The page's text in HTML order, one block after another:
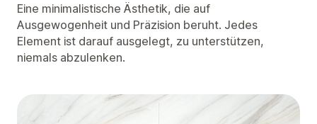
Eine minimalistische Ästhetik, die auf
Ausgewogenheit und Präzision beruht. Jedes
Element ist darauf ausgelegt, zu unterstützen,
niemals abzulenken.